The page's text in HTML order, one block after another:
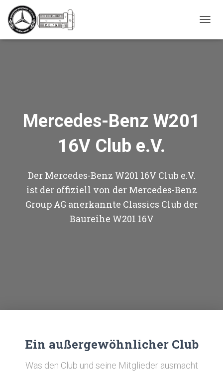
_script');
Mercedes-Benz W201
16V Club e.V.
Der Mercedes-Benz W201 16V Club e.V.
ist der offiziell von der Mercedes-Benz
Group AG anerkannte Classics Club der
Baureihe W201 16V
Ein außergewöhnlicher Club
Was den Club und seine Mitglieder ausmacht